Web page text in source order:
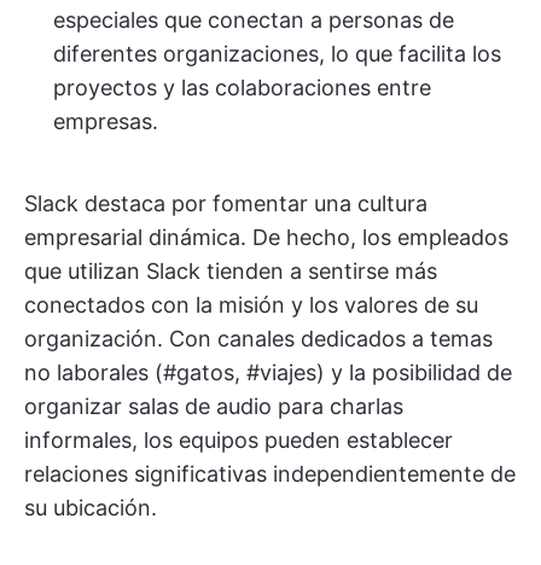
especiales que conectan a personas de
diferentes organizaciones, lo que facilita los
proyectos y las colaboraciones entre
empresas.
Slack destaca por fomentar una cultura
empresarial dinámica. De hecho, los empleados
que utilizan Slack tienden a sentirse más
conectados con la misión y los valores de su
organización. Con canales dedicados a temas
no laborales (#gatos, #viajes) y la posibilidad de
organizar salas de audio para charlas
informales, los equipos pueden establecer
relaciones significativas independientemente de
su ubicación.